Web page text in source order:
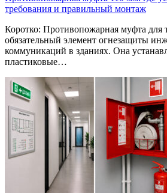
требования и правильный монтаж
Коротко: Противопожарная муфта
обязательный элемент огнезащиты
коммуникаций в зданиях. Она
пластиковые…